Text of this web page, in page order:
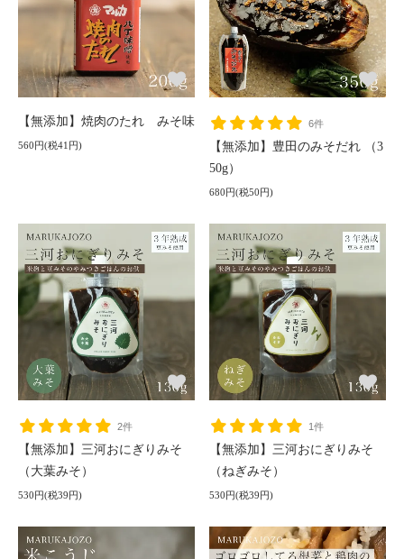
【無添加】焼肉のたれ みそ味
560円(税41円)
6件
【無添加】豊田のみそだれ （3
50g）
680円(税50円)
2件
【無添加】三河おにぎりみそ
（大葉みそ）
530円(税39円)
1件
【無添加】三河おにぎりみそ
（ねぎみそ）
530円(税39円)